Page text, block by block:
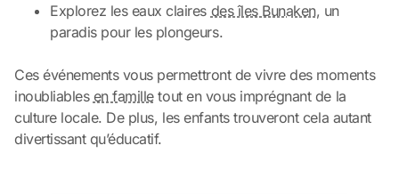
Explorez les eaux claires des îles Bunaken, un
paradis pour les plongeurs.
Ces événements vous permettront de vivre des moments
inoubliables en familletout en vous imprégnant de la
culture locale. De plus, les enfants trouveront cela autant
divertissant qu’éducatif.